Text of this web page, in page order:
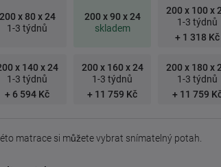
200 x 80 x 24
1-3 týdnů
200 x 90 x 24
skladem
200 x 100 x
1-3 týdnů
+ 1 318 Kč
x 140 x 24
1-3 týdnů
+ 6 594 Kč
200 x 160 x 24
1-3 týdnů
+ 11 759 Kč
200 x 180 x
1-3 týdnů
+ 11 759
matrace si můžete vybrat snímatelný potah.